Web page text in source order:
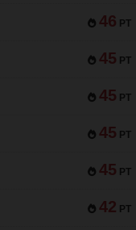
46 PT
45 PT
45 PT
45 PT
45 PT
42 PT